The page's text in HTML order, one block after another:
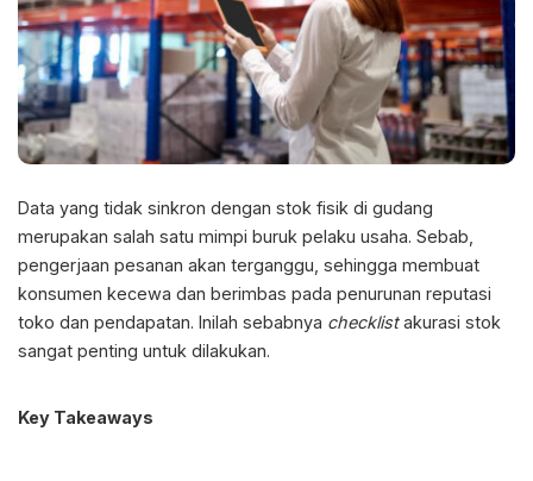
Data yang tidak sinkron dengan stok fisik di gudang
merupakan salah satu mimpi buruk pelaku usaha. Sebab,
pengerjaan pesanan akan terganggu, sehingga membuat
konsumen kecewa dan berimbas pada penurunan reputasi
toko dan pendapatan. Inilah sebabnya checklistakurasi stok
sangat penting untuk dilakukan.
Key Takeaways